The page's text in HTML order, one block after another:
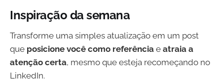
Inspiração da semana
Transforme uma simples atualização em um post
que posicione você como referência e atraia a
atenção certa, mesmo que esteja recomeçando no
LinkedIn.